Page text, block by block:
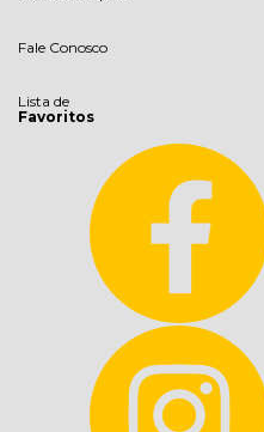
Fale Conosco
Lista de
Favoritos